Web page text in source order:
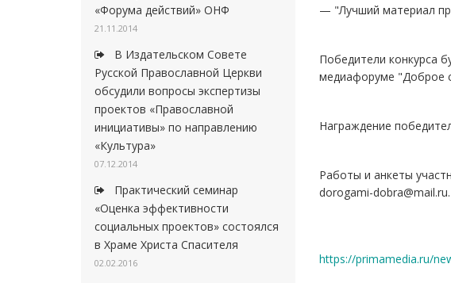
«Форума действий» ОНФ
21.11.2014
В Издательском Совете
Русской Православной Церкви
обсудили вопросы экспертизы
проектов «Православной
инициативы» по направлению
«Культура»
07.12.2014
Практический семинар
«Оценка эффективности
социальных проектов» состоялся
в Храме Христа Спасителя
02.02.2016
— "Лучший материал
Победители конкурса
медиафоруме "Доброе
Награждение
Работы и анкеты
dorogami-dobra@mail.ru.
https://primamedia.ru/